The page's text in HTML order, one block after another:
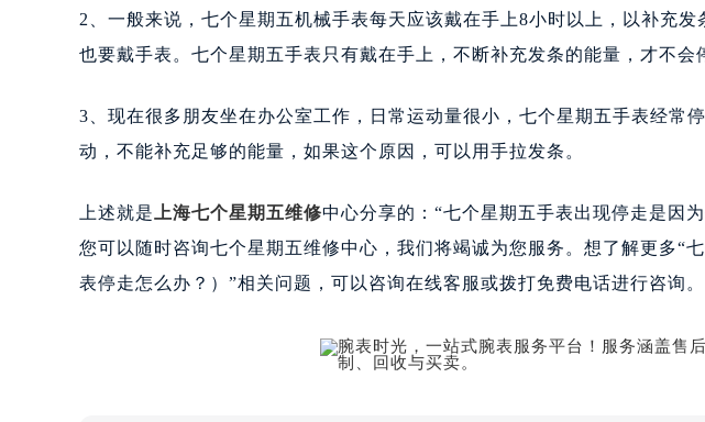
泉州市丰泽区宝洲路729号浦西万达中心写字楼A座7楼709室（
青岛市南区山东路6号华润大厦B座22层04室（需提前预约）
长春市朝阳区西安大路727号中银大厦A座(旺进大厦)18层09室
贵阳市南明区都司高架桥路33号亨特国际金融中心14楼14D（需
石家庄市长安区中山东路39号勒泰中心写字楼B座13层07室（需
西安市碑林区南关正街88号华侨城长安国际中心E座6楼10室（
海口市龙华区金贸东路5号海口华润大厦B座17层1707室（需提前
台州市椒江区东海大道1800号腾达中心东1幢20楼2002室（需提
内蒙古自治区呼和浩特市玉泉区大学西街70号华润万象城写字
2、一般来说，七个星期五机械手表每天应该戴在手上8小时以上，以补充
也要戴手表。七个星期五手表只有戴在手上，不断补充发条的能量，才不会
3、现在很多朋友坐在办公室工作，日常运动量很小，七个星期五手表经常
动，不能补充足够的能量，如果这个原因，可以用手拉发条。
上述就是 上海七个星期五维修中心分享的：“七个星期五手表出现停走是因
您可以随时咨询七个星期五维修中心，我们将竭诚为您服务。想了解更多“
表停走怎么办？）”相关问题，可以咨询在线客服或拨打免费电话进行咨询。